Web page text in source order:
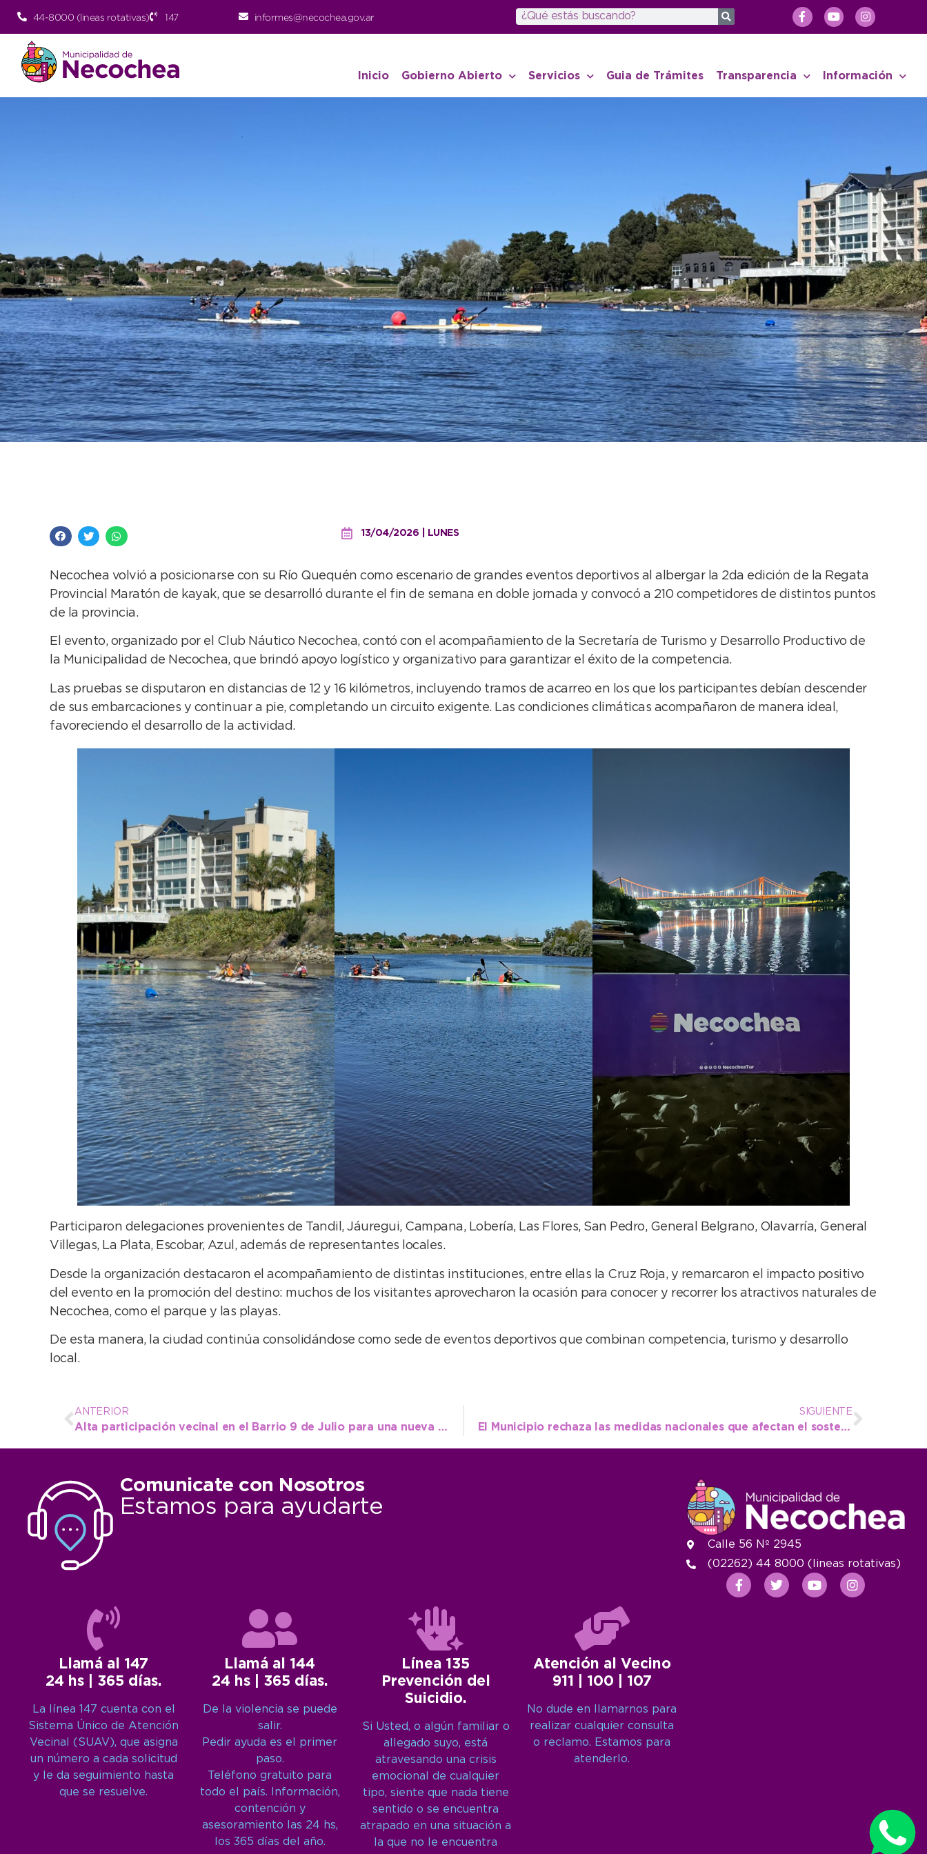
44-8000 (lineas rotativas) 147 informes@necochea.gov.ar
Inicio Gobierno Abierto Servicios Guia de Trámites Transparencia Información
13/04/2026 | LUNES
Necochea volvió a posicionarse con su Río Quequén como escenario de grandes eventos deportivos al albergar la 2da edición de la Regata
Provincial Maratón de kayak, que se desarrolló durante el fin de semana en doble jornada y convocó a 210 competidores de distintos puntos
de la provincia.
El evento, organizado por el Club Náutico Necochea, contó con el acompañamiento de la Secretaría de Turismo y Desarrollo Productivo de
la Municipalidad de Necochea, que brindó apoyo logístico y organizativo para garantizar el éxito de la competencia.
Las pruebas se disputaron en distancias de 12 y 16 kilómetros, incluyendo tramos de acarreo en los que los participantes debían descender
de sus embarcaciones y continuar a pie, completando un circuito exigente. Las condiciones climáticas acompañaron de manera ideal,
favoreciendo el desarrollo de la actividad.
Participaron delegaciones provenientes de Tandil, Jáuregui, Campana, Lobería, Las Flores, San Pedro, General Belgrano, Olavarría, General
Villegas, La Plata, Escobar, Azul, además de representantes locales.
Desde la organización destacaron el acompañamiento de distintas instituciones, entre ellas la Cruz Roja, y remarcaron el impacto positivo
del evento en la promoción del destino: muchos de los visitantes aprovecharon la ocasión para conocer y recorrer los atractivos naturales de
Necochea, como el parque y las playas.
De esta manera, la ciudad continúa consolidándose como sede de eventos deportivos que combinan competencia, turismo y desarrollo
local.
ANTERIOR
Alta participación vecinal en el Barrio 9 de Julio para una nueva jornada de castración masiva
SIGUIENTE
El Municipio rechaza las medidas nacionales que afectan el sostenimiento de programas esenciales de salud
Comunicate con Nosotros
Estamos para ayudarte
Llamá al 147
24 hs | 365 días.
La línea 147 cuenta con el
Sistema Único de Atención
Vecinal (SUAV), que asigna
un número a cada solicitud
y le da seguimiento hasta
que se resuelve.
Llamá al 144
24 hs | 365 días.
De la violencia se puede
salir.
Pedir ayuda es el primer
paso.
Teléfono gratuito para
todo el país. Información,
contención y
asesoramiento las 24 hs,
los 365 días del año.
Línea 135
Prevención del
Suicidio.
Si Usted, o algún familiar o
allegado suyo, está
atravesando una crisis
emocional de cualquier
tipo, siente que nada tiene
sentido o se encuentra
atrapado en una situación a
la que no le encuentra
Atención al Vecino
911 | 100 | 107
No dude en llamarnos para
realizar cualquier consulta
o reclamo. Estamos para
atenderlo.
Calle 56 Nº 2945
(02262) 44 8000 (lineas rotativas)